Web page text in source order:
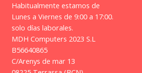
Habitualmente estamos de
Lunes a Viernes de 9:00 a 17:00.
solo días laborales.
MDH Computers 2023 S.L
B56640865
C/Arenys de mar 13